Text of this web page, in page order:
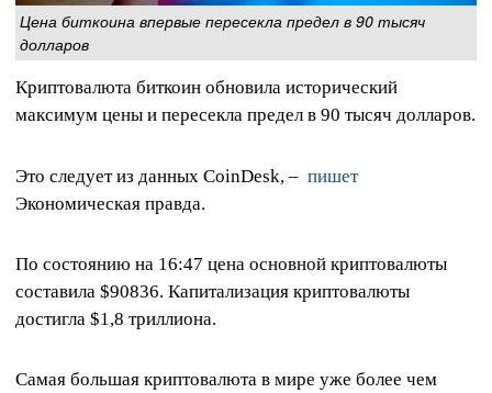
Цена биткоина впервые пересекла предел в 90 тысяч
долларов
Криптовалюта биткоин обновила исторический
максимум цены и пересекла предел в 90 тысяч долларов.
Это следует из данных CoinDesk, – пишет
Экономическая правда.
По состоянию на 16:47 цена основной криптовалюты
составила $90836. Капитализация криптовалюты
достигла $1,8 триллиона.
Самая большая криптовалюта в мире уже более чем